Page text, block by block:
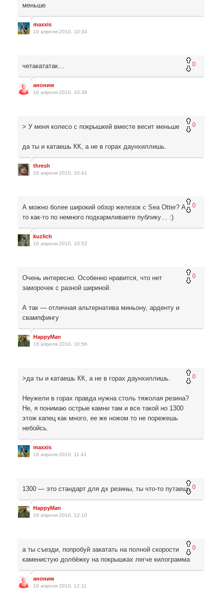
меньше
maxxis
16 апреля 2010, 10:34
0
четакататак…
аноним
16 апреля 2010, 10:38
0
> У меня колесо с покрышкей вместе весит меньше
да ты и катаешь КК, а не в горах даунхиллишь.
thresh
16 апреля 2010, 10:41
0
А можно более широкий обзор железок с Sea Otter? А
то как-то по немного подкармливаете публику… :)
kuzlich
16 апреля 2010, 10:52
0
Очень интересно. Особенно нравится, что нет
заморочек с разной шириной.
А так — отличная альтернатива миньону, арденту и
свампфингу
HappyMan
16 апреля 2010, 10:56
0
>да ты и катаешь КК, а не в горах даунхиллишь.
Неужели в горах правда нужна столь тяжолая резина?
Не, я понимаю острые камни там и все такой но 1300
этож капец как много, ее же ножом то не порежешь
небойсь.
maxxis
16 апреля 2010, 11:41
0
1300 — это стандарт для дх резины, ты что-то путаешь
HappyMan
16 апреля 2010, 12:10
0
а ты съезди, попробуй закатать на полной скорости
каменистую долбёжку на покрышках легче килограмма
аноним
16 апреля 2010, 12:11